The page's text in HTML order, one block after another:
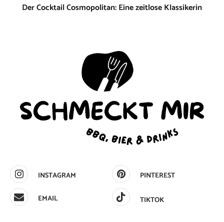
Der Cocktail Cosmopolitan: Eine zeitlose Klassikerin
INSTAGRAM
PINTEREST
EMAIL
TIKTOK